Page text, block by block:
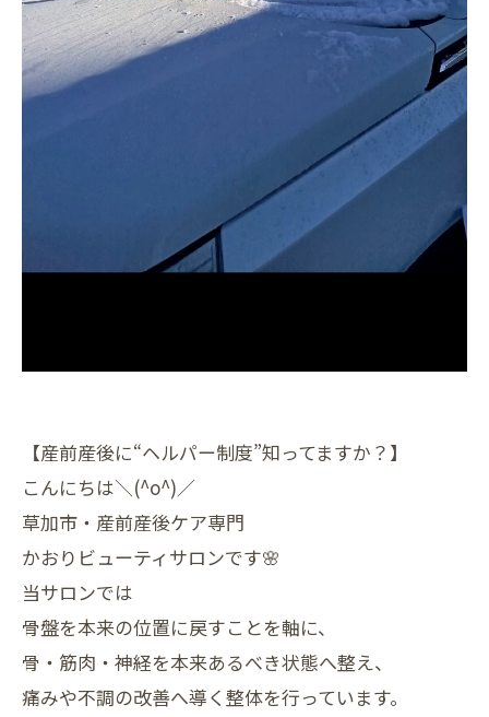
【産前産後に“ヘルパー制度”知ってますか？】
こんにちは＼(^o^)／
草加市・産前産後ケア専門
かおりビューティサロンです🌸
当サロンでは
骨盤を本来の位置に戻すことを軸に、
骨・筋肉・神経を本来あるべき状態へ整え、
痛みや不調の改善へ導く整体を行っています。